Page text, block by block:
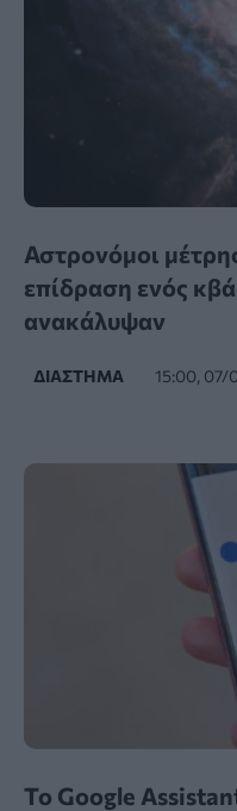
Αστρονόμοι
επίδραση ενός
ανακάλυψαν
ΔΙΆΣΤΗΜΑ 15:00,
Το Google